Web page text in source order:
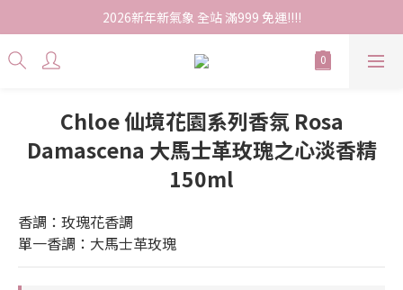
2026新年新氣象 全站 滿999 免運!!!!
Chloe 仙境花園系列香氛 Rosa
Damascena 大馬士革玫瑰之心淡香精
150ml
香調：玫瑰花香調
單一香調：大馬士革玫瑰